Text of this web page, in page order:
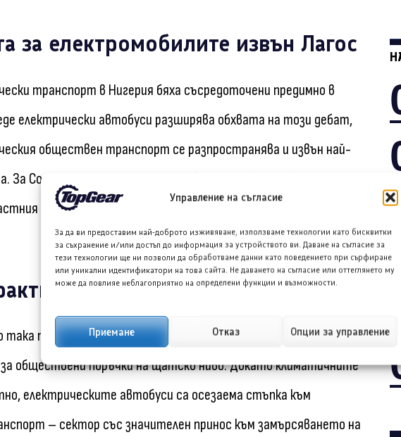
Управление на съгласие
За да ви предоставим най-доброто изживяване, използваме технологии като бисквитки
за съхранение и/или достъп до информация за устройството ви. Даване на съгласие за
тези технологии ще ни позволи да обработваме данни като поведението при сърфиране
или уникални идентификатори на това сайта. Не даването на съгласие или оттеглянето му
може да повлияе неблагоприятно на определени функции и възможности.
Приемане Отказ Опции за управление
за електромобилите извън Лагос
транспорт в Нигерия бяха съсредоточени предимно в
електрически автобуси разширява обхвата на този дебат,
обществен транспорт се разпространява и извън най-
За Coscharis Motors партньорството затвърждава позицията
сектор в развиващата се сфера на електромобилите в
управление
подчертава как ангажиментите в областта на климата
обществени поръчки на щатско ниво. Докато климатичните
електрическите автобуси са осезаема стъпка към
– сектор със значителен принос към замърсяването на